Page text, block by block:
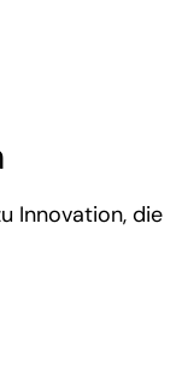
Innovation, die